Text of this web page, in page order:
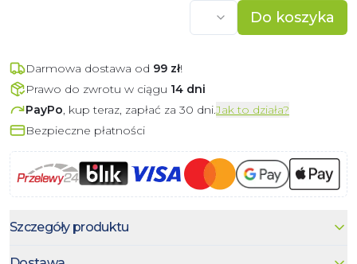
Do koszyka
Darmowa dostawa od 99 zł!
Prawo do zwrotu w ciągu 14 dni
PayPo, kup teraz, zapłać za 30 dni.Jak to działa?
Bezpieczne płatności
Szczegóły produktu